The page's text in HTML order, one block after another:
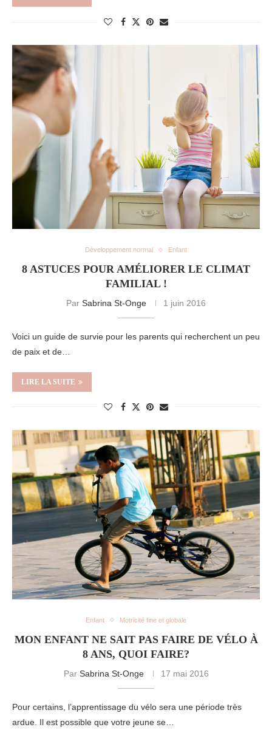
Développement normal Enfant
8 ASTUCES POUR AMÉLIORER LE CLIMAT
FAMILIAL !
Par Sabrina St-Onge 1 juin 2016
Voici un guide de survie pour les parents qui recherchent un peu
de paix et de…
LIRE LA SUITE
Enfant Motricité fine et globale
MON ENFANT NE SAIT PAS FAIRE DE VÉLO À
8 ANS, QUOI FAIRE?
Par Sabrina St-Onge 17 mai 2016
Pour certains, l’apprentissage du vélo sera une période très
ardue. Il est possible que votre jeune se…